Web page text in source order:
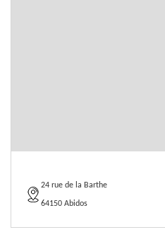
24 rue de la Barthe
64150 Abidos